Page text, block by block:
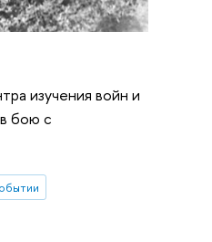
изучения войн и
бою с